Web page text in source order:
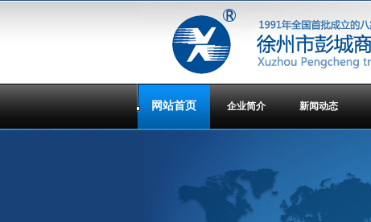
网站首页 企业简介 新闻动态